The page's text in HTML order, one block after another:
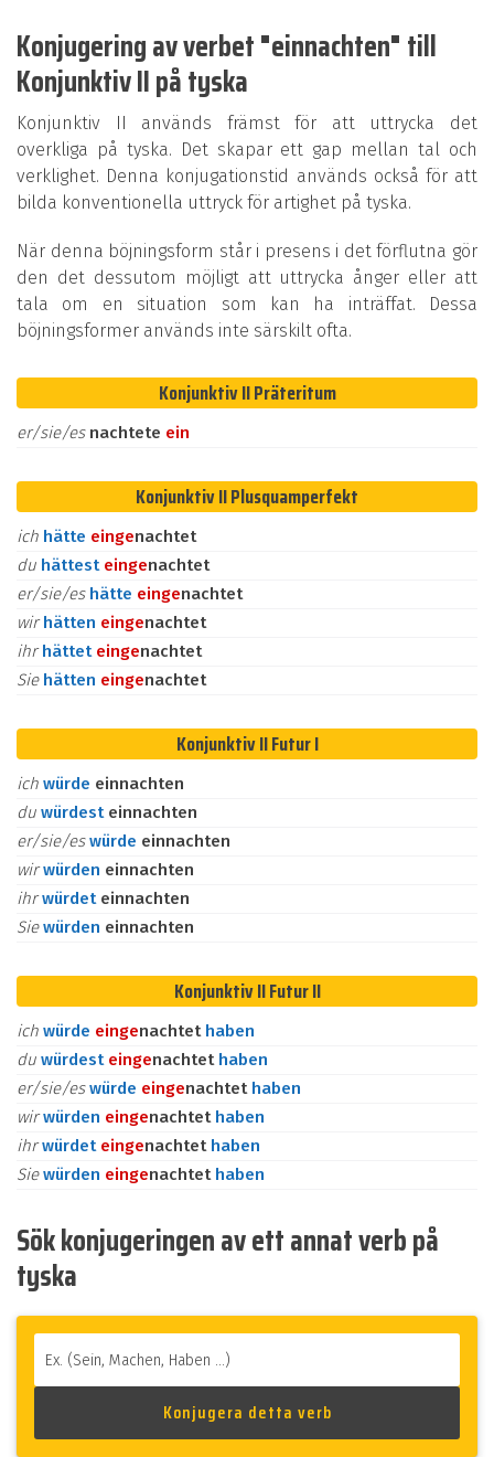
Konjugering av verbet "einnachten" till
Konjunktiv II på tyska
Konjunktiv II används främst för att uttrycka det
overkliga på tyska. Det skapar ett gap mellan tal och
verklighet. Denna konjugationstid används också för att
bilda konventionella uttryck för artighet på tyska.
När denna böjningsform står i presens i det förflutna gör
den det dessutom möjligt att uttrycka ånger eller att
tala om en situation som kan ha inträffat. Dessa
böjningsformer används inte särskilt ofta.
Konjunktiv II Präteritum
er/sie/es nachtete ein
Konjunktiv II Plusquamperfekt
ich hätte eingenachtet
du hättest eingenachtet
er/sie/es hätte eingenachtet
wirhätten eingenachtet
ihrhättet eingenachtet
Sie hätten eingenachtet
Konjunktiv II Futur I
ich würde einnachten
du würdest einnachten
er/sie/eswürde einnachten
wirwürden einnachten
ihrwürdet einnachten
Siewürden einnachten
Konjunktiv II Futur II
ich würde eingenachtet haben
du würdest eingenachtet haben
er/sie/eswürde eingenachtet haben
wirwürden eingenachtet haben
ihrwürdet eingenachtet haben
Siewürden eingenachtet haben
Sök konjugeringen av ett annat verb på
tyska